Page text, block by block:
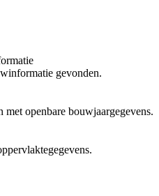
gevonden.
met openbare bouwjaargegevens.